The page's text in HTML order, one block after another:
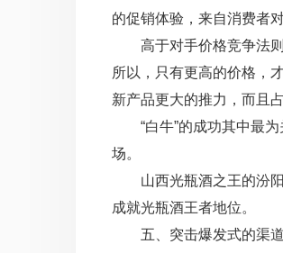
的促销体验，来自消费者
高于对手价格竞争法则
所以，只有更高的价格，
新产品更大的推力，而且
“白牛”的成功其中最为
场。
山西光瓶酒之王的汾阳
成就光瓶酒王者地位。
五、突击爆发式的渠道